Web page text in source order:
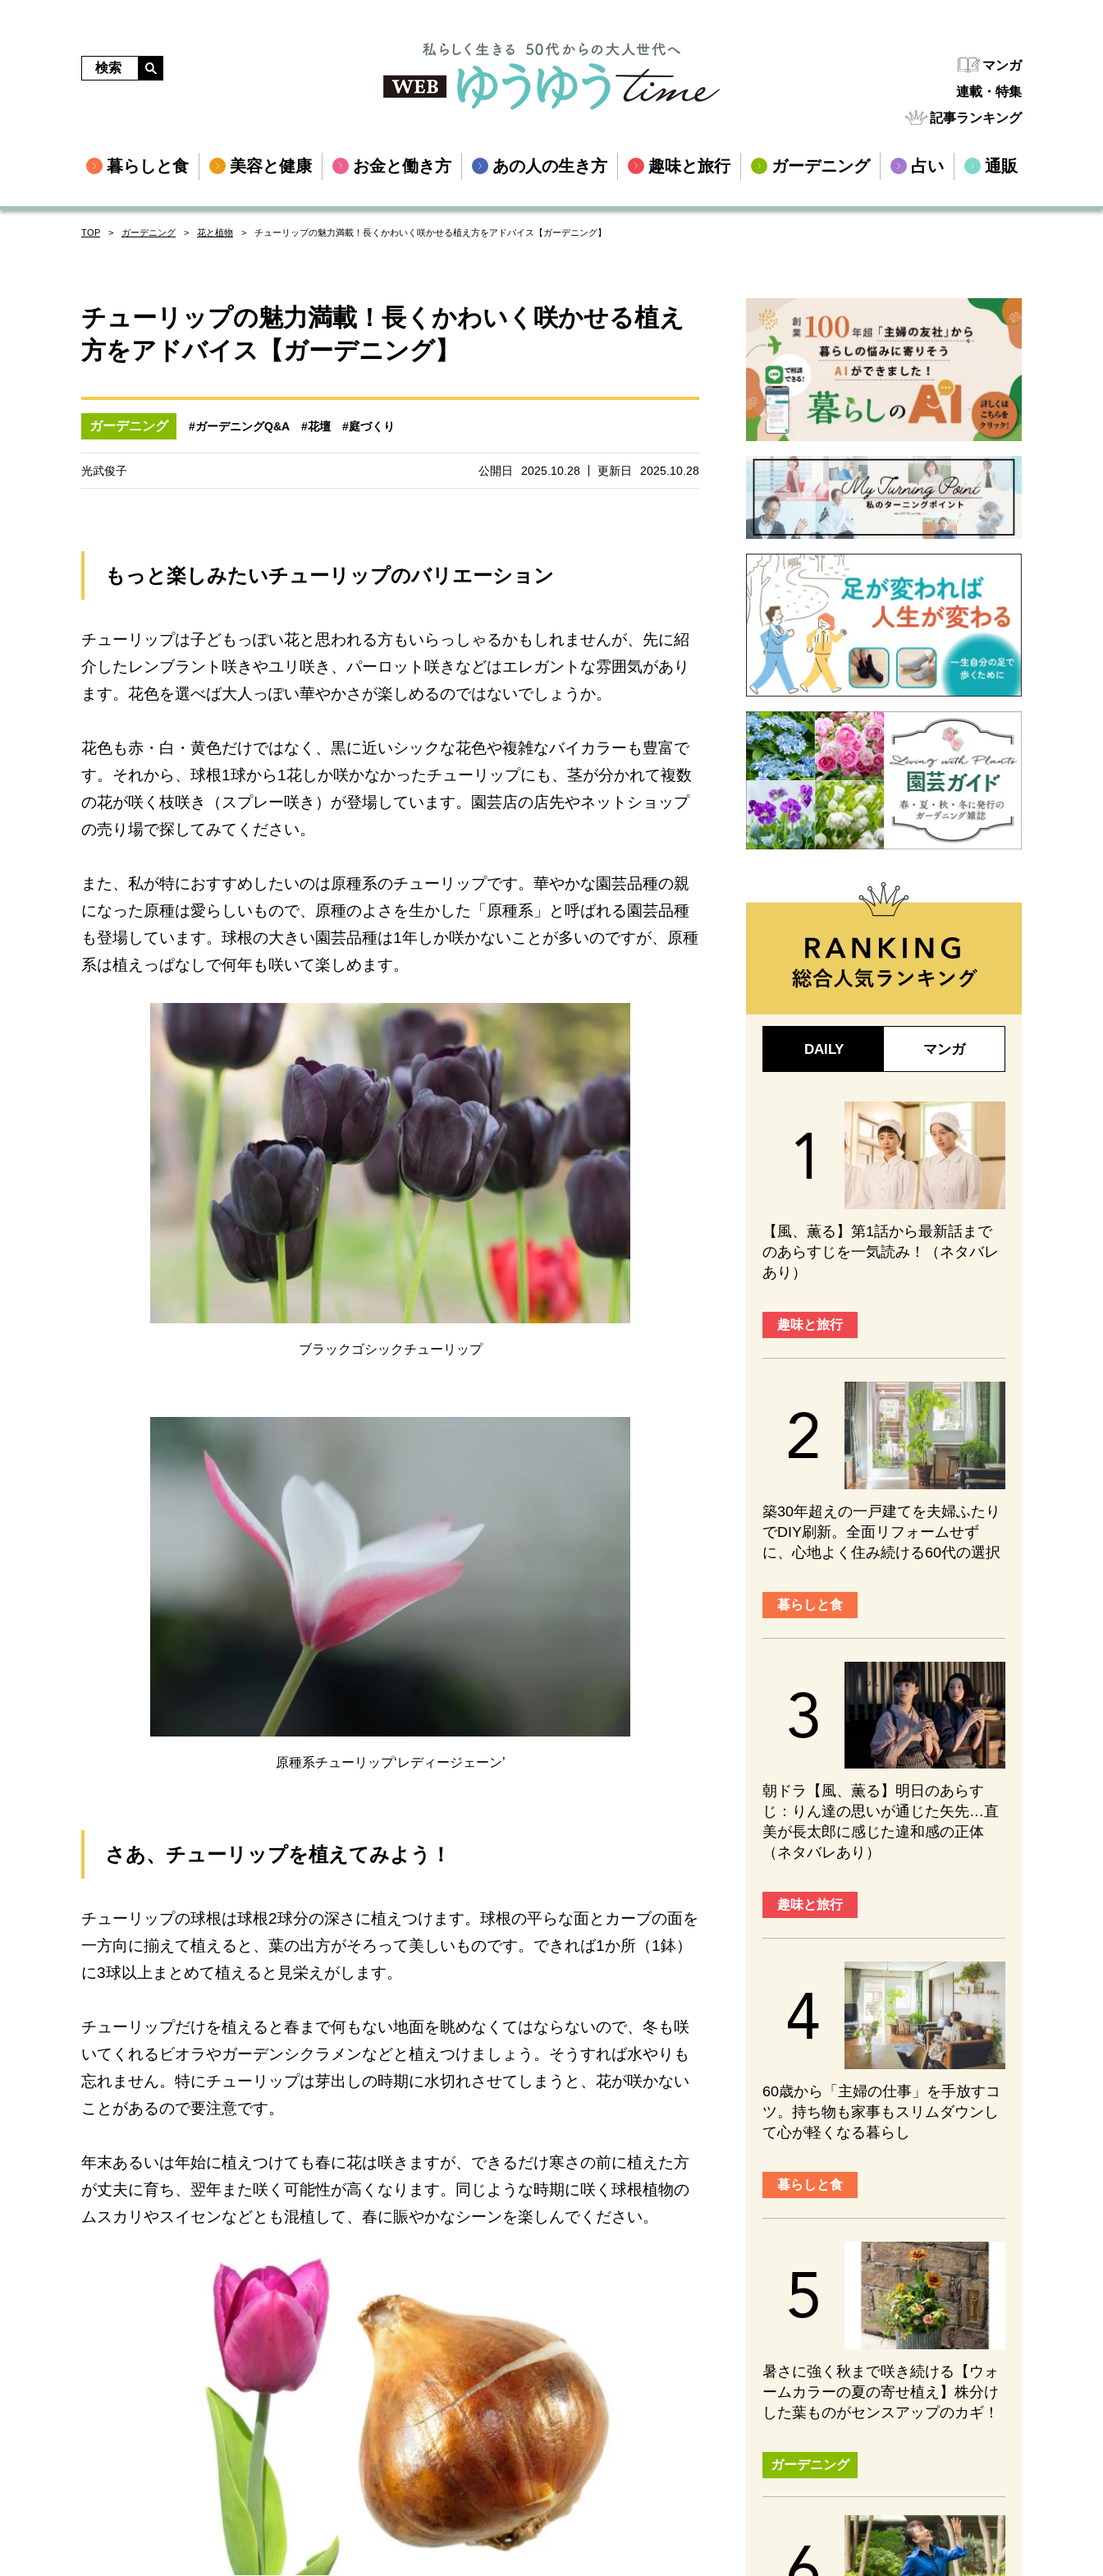
マンガ
連載・特集
記事ランキング
暮らしと食 美容と健康 お金と働き方 あの人の生き方 趣味と旅行 ガーデニング 占い 通販
TOP ガーデニング 花と植物 チューリップの魅力満載！長くかわいく咲かせる植え方をアドバイス【ガーデニング】
チューリップの魅力満載！長くかわいく咲かせる植え
方をアドバイス【ガーデニング】
ガーデニング #ガーデニングQ&A #花壇 #庭づくり
公開日 2025.10.28 更新日 2025.10.28
光武俊子
もっと楽しみたいチューリップのバリエーション
チューリップは子どもっぽい花と思われる方もいらっしゃるかもしれませんが、先に紹
介したレンブラント咲きやユリ咲き、パーロット咲きなどはエレガントな雰囲気があり
ます。花色を選べば大人っぽい華やかさが楽しめるのではないでしょうか。
花色も赤・白・黄色だけではなく、黒に近いシックな花色や複雑なバイカラーも豊富で
す。それから、球根1球から1花しか咲かなかったチューリップにも、茎が分かれて複数
の花が咲く枝咲き（スプレー咲き）が登場しています。園芸店の店先やネットショップ
の売り場で探してみてください。
また、私が特におすすめしたいのは原種系のチューリップです。華やかな園芸品種の親
になった原種は愛らしいもので、原種のよさを生かした「原種系」と呼ばれる園芸品種
も登場しています。球根の大きい園芸品種は1年しか咲かないことが多いのですが、原種
系は植えっぱなしで何年も咲いて楽しめます。
ブラックゴシックチューリップ
原種系チューリップ‘レディージェーン’
さあ、チューリップを植えてみよう！
チューリップの球根は球根2球分の深さに植えつけます。球根の平らな面とカーブの面を
一方向に揃えて植えると、葉の出方がそろって美しいものです。できれば1か所（1鉢）
に3球以上まとめて植えると見栄えがします。
チューリップだけを植えると春まで何もない地面を眺めなくてはならないので、冬も咲
いてくれるビオラやガーデンシクラメンなどと植えつけましょう。そうすれば水やりも
忘れません。特にチューリップは芽出しの時期に水切れさせてしまうと、花が咲かない
ことがあるので要注意です。
年末あるいは年始に植えつけても春に花は咲きますが、できるだけ寒さの前に植えた方
が丈夫に育ち、翌年また咲く可能性が高くなります。同じような時期に咲く球根植物の
ムスカリやスイセンなどとも混植して、春に賑やかなシーンを楽しんでください。
DAILY マンガ
【風、薫る】第1話から最新話まで
のあらすじを一気読み！（ネタバレ
あり）
趣味と旅行
築30年超えの一戸建てを夫婦ふたり
でDIY刷新。全面リフォームせず
に、心地よく住み続ける60代の選択
暮らしと食
朝ドラ【風、薫る】明日のあらす
じ：​りん達の思いが通じた矢先…直
美が長太郎に感じた違和感の正体
（ネタバレあり）
趣味と旅行
60歳から「主婦の仕事」を手放すコ
ツ。持ち物も家事もスリムダウンし
て心が軽くなる暮らし
暮らしと食
暑さに強く秋まで咲き続ける【ウォ
ームカラーの夏の寄せ植え】株分け
した葉ものがセンスアップのカギ！
ガーデニング